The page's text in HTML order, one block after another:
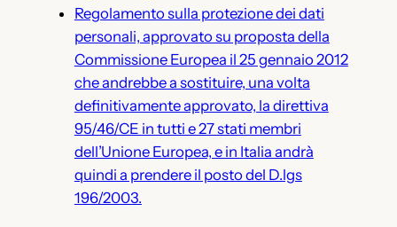
Regolamento sulla protezione dei dati
personali, approvato su proposta della
Commissione Europea il 25 gennaio 2012
che andrebbe a sostituire, una volta
definitivamente approvato, la direttiva
95/46/CE in tutti e 27 stati membri
dell’Unione Europea, e in Italia andrà
quindi a prendere il posto del D.lgs
196/2003.